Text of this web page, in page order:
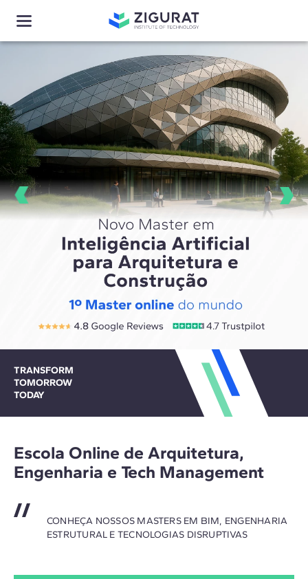
TRANSFORM
TOMORROW
TODAY
Escola Online de Arquitetura,
Engenharia e Tech Management
CONHEÇA NOSSOS MASTERS EM BIM, ENGENHARIA
ESTRUTURAL E TECNOLOGIAS DISRUPTIVAS